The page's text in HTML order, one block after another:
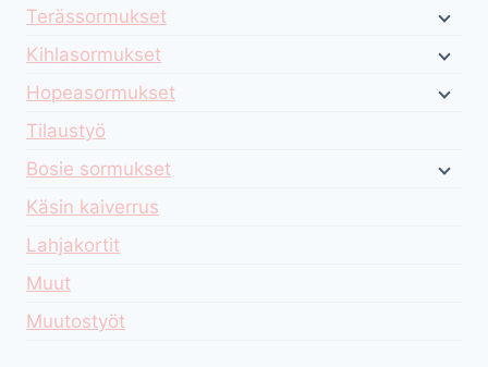
Terässormukset
Kihlasormukset
Hopeasormukset
Tilaustyö
Bosie sormukset
Käsin kaiverrus
Lahjakortit
Muut
Muutostyöt